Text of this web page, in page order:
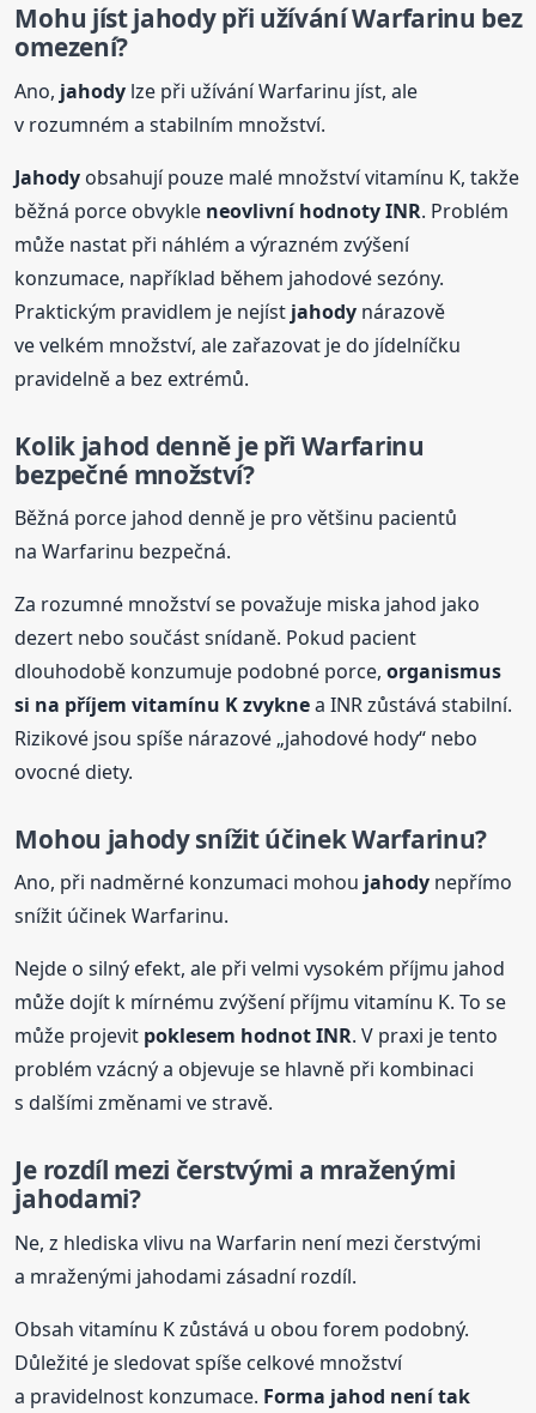
Mohu jístjahodypři užívání Warfarinu bez
omezení?
Ano, jahody lze při užívání Warfarinu jíst, ale
v rozumném a stabilním množství.
Jahody obsahují pouze malé množství vitamínu K, takže
běžná porce obvykle neovlivní hodnoty INR. Problém
může nastat při náhlém a výrazném zvýšení
konzumace, například během jahodové sezóny.
Praktickým pravidlem je nejíst jahody nárazově
ve velkém množství, ale zařazovat je do jídelníčku
pravidelně a bez extrémů.
Kolik jahod denně je při Warfarinu
bezpečné množství?
Běžná porce jahod denně je pro většinu pacientů
na Warfarinu bezpečná.
Za rozumné množství se považuje miska jahod jako
dezert nebo součást snídaně. Pokud pacient
dlouhodobě konzumuje podobné porce,organismus
si na příjem vitamínu K zvyknea INR zůstává stabilní.
Rizikové jsou spíše nárazové „jahodové hody“ nebo
ovocné diety.
Mohou jahodysnížit účinek Warfarinu?
Ano, při nadměrné konzumaci mohou jahody nepřímo
snížit účinek Warfarinu.
Nejde o silný efekt, ale při velmi vysokém příjmu jahod
může dojít k mírnému zvýšení příjmu vitamínu K. To se
může projevit poklesem hodnot INR. V praxi je tento
problém vzácný a objevuje se hlavně při kombinaci
s dalšími změnami ve stravě.
Je rozdíl mezi čerstvými a mraženými
jahodami?
Ne, z hlediska vlivu na Warfarin není mezi čerstvými
a mraženými jahodami zásadní rozdíl.
Obsah vitamínu K zůstává u obou forem podobný.
Důležité je sledovat spíše celkové množství
a pravidelnost konzumace. Forma jahod není tak